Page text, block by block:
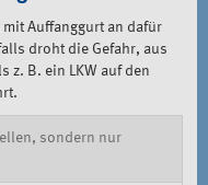
Auffanggurt an dafür
droht die Gefahr, aus
z. B. ein LKW auf den
sondern nur